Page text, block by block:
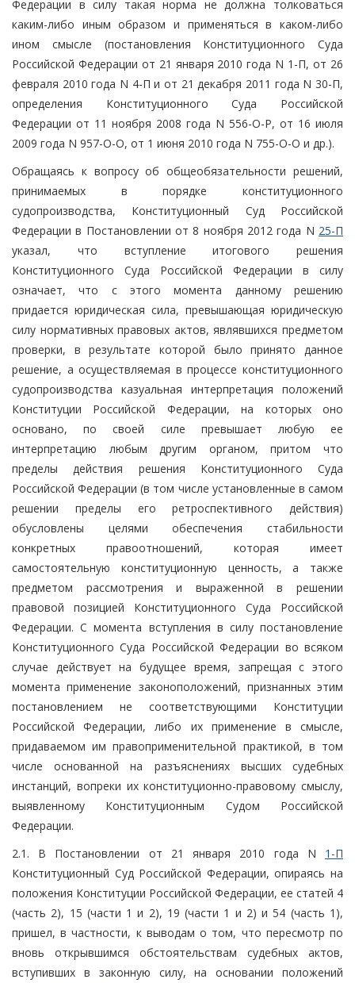
Федерации в силу такая норма не должна толковаться
каким-либо иным образом и применяться в каком-либо
ином смысле (постановления Конституционного Суда
Российской Федерации от 21 января 2010 года N 1-П, от 26
февраля 2010 года N 4-П и от 21 декабря 2011 года N 30-П,
определения Конституционного Суда Российской
Федерации от 11 ноября 2008 года N 556-О-Р, от 16 июля
2009 года N 957-О-О, от 1 июня 2010 года N 755-О-О и др.).
Обращаясь к вопросу об общеобязательности решений,
принимаемых в порядке конституционного
судопроизводства, Конституционный Суд Российской
Федерации в Постановлении от 8 ноября 2012 года N 25-П
указал, что вступление итогового решения
Конституционного Суда Российской Федерации в силу
означает, что с этого момента данному решению
придается юридическая сила, превышающая юридическую
силу нормативных правовых актов, являвшихся предметом
проверки, в результате которой было принято данное
решение, а осуществляемая в процессе конституционного
судопроизводства казуальная интерпретация положений
Конституции Российской Федерации, на которых оно
основано, по своей силе превышает любую ее
интерпретацию любым другим органом, притом что
пределы действия решения Конституционного Суда
Российской Федерации (в том числе установленные в самом
решении пределы его ретроспективного действия)
обусловлены целями обеспечения стабильности
конкретных правоотношений, которая имеет
самостоятельную конституционную ценность, а также
предметом рассмотрения и выраженной в решении
правовой позицией Конституционного Суда Российской
Федерации. С момента вступления в силу постановление
Конституционного Суда Российской Федерации во всяком
случае действует на будущее время, запрещая с этого
момента применение законоположений, признанных этим
постановлением не соответствующими Конституции
Российской Федерации, либо их применение в смысле,
придаваемом им правоприменительной практикой, в том
числе основанной на разъяснениях высших судебных
инстанций, вопреки их конституционно-правовому смыслу,
выявленному Конституционным Судом Российской
Федерации.
2.1. В Постановлении от 21 января 2010 года N 1-П
Конституционный Суд Российской Федерации, опираясь на
положения Конституции Российской Федерации, ее статей 4
(часть 2), 15 (части 1 и 2), 19 (части 1 и 2) и 54 (часть 1),
пришел, в частности, к выводам о том, что пересмотр по
вновь открывшимся обстоятельствам судебных актов,
вступивших в законную силу, на основании положений